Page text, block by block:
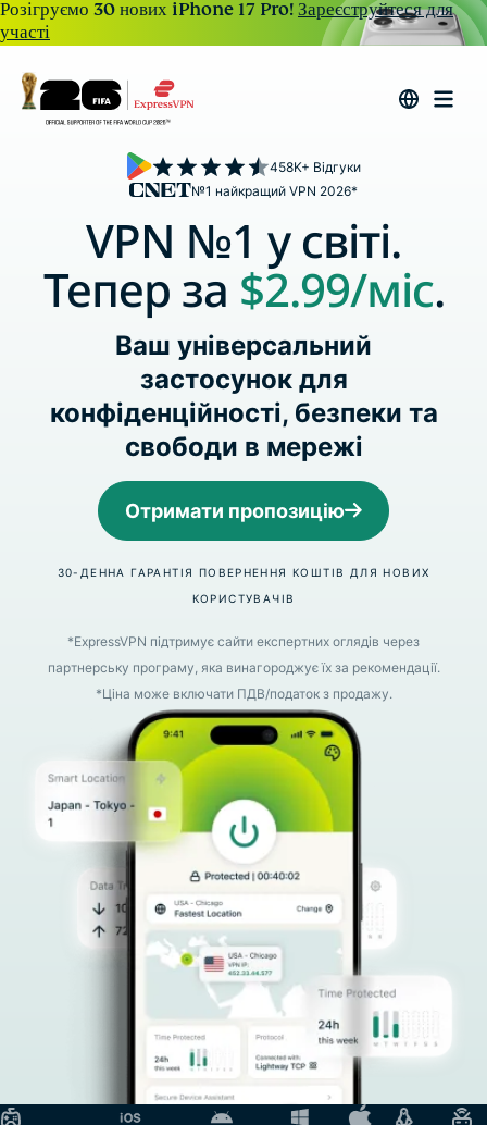
Розігруємо 30 нових iPhone 17 Pro!Зареєструйтеся для
участі
№1 найкращий VPN 2026*
458K+ Відгуки
VPN №1 у світі.
Тепер за $2.99/міс.
Ваш універсальний
застосунок для
конфіденційності, безпеки та
свободи в мережі
Отримати пропозицію
30-ДЕННА ГАРАНТІЯ ПОВЕРНЕННЯ КОШТІВ ДЛЯ НОВИХ
КОРИСТУВАЧІВ
*ExpressVPN підтримує сайти експертних оглядів через
партнерську програму, яка винагороджує їх за рекомендації.
*Ціна може включати ПДВ/податок з продажу.